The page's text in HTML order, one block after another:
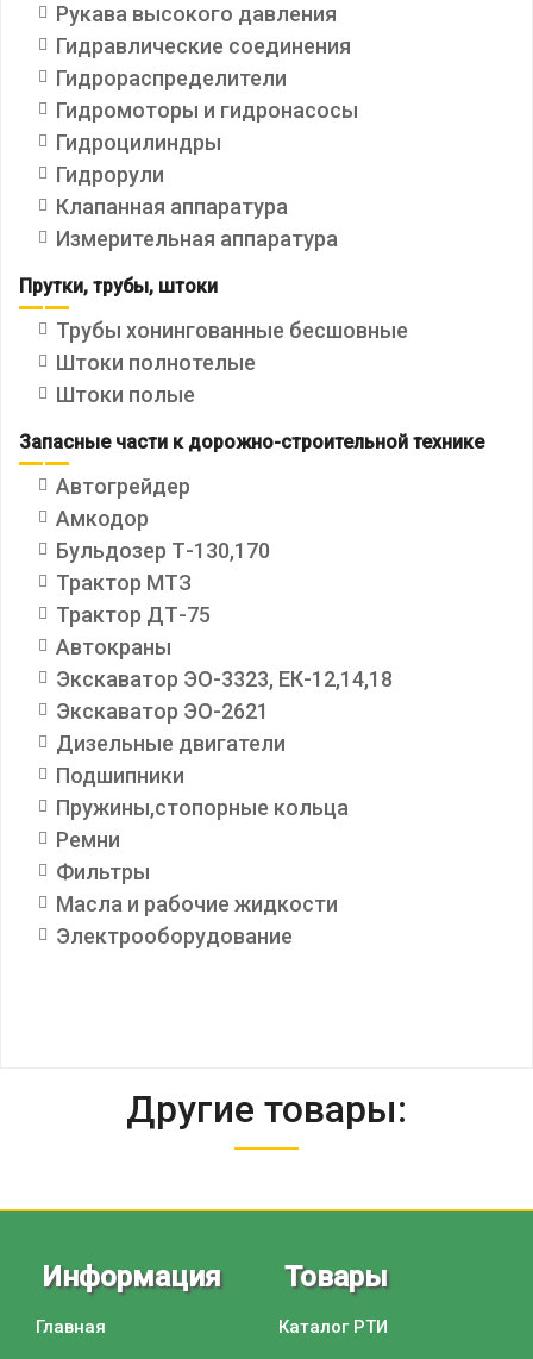
Рукава высокого давления
Гидравлические соединения
Гидрораспределители
Гидромоторы и гидронасосы
Гидроцилиндры
Гидрорули
Клапанная аппаратура
Измерительная аппаратура
Прутки, трубы, штоки
Трубы хонингованные бесшовные
Штоки полнотелые
Штоки полые
Запасные части к дорожно-строительной технике
Автогрейдер
Амкодор
Бульдозер Т-130,170
Трактор МТЗ
Трактор ДТ-75
Автокраны
Экскаватор ЭО-3323, ЕК-12,14,18
Экскаватор ЭО-2621
Дизельные двигатели
Подшипники
Пружины,стопорные кольца
Ремни
Фильтры
Масла и рабочие жидкости
Электрооборудование
Другие товары:
Информация
Главная
Товары
Каталог РТИ